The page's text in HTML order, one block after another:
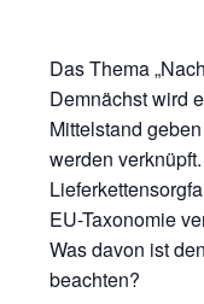
Das Thema
Demnächst wird
Mittelstand
werden
EU-Taxonomie
Was davon ist
beachten?